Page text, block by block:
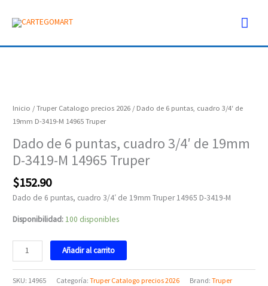
Inicio /Truper Catalogo precios 2026 / Dado de 6 puntas, cuadro 3/4′ de
19mm D-3419-M 14965 Truper
Dado de 6 puntas, cuadro 3/4′ de 19mm
D-3419-M 14965 Truper
$152.90
Dado de 6 puntas, cuadro 3/4′ de 19mm Truper 14965 D-3419-M
Disponibilidad:100 disponibles
6
puntas,
3/4'
de
D-
3419-
14965
cantidad
Añadir al carrito
SKU: 14965 Categoría:Truper Catalogo precios 2026 Brand:Truper